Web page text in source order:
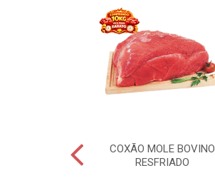
COXÃO MOLE BOVINO
RESFRIADO